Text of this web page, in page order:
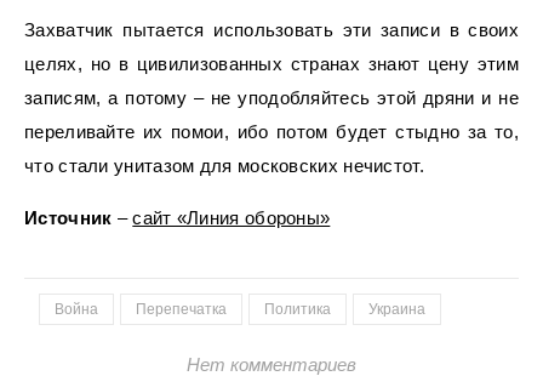
Захватчик пытается использовать эти записи в своих
целях, но в цивилизованных странах знают цену этим
записям, а потому – не уподобляйтесь этой дряни и не
переливайте их помои, ибо потом будет стыдно за то,
что стали унитазом для московских нечистот.
Источник –сайт «Линия обороны»
Война Перепечатка Политика Украина
Нет комментариев